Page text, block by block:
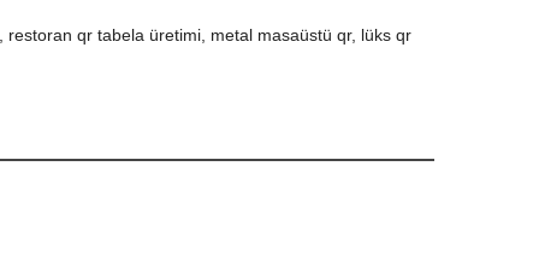
restoran qr tabela üretimi, metal masaüstü qr, lüks qr